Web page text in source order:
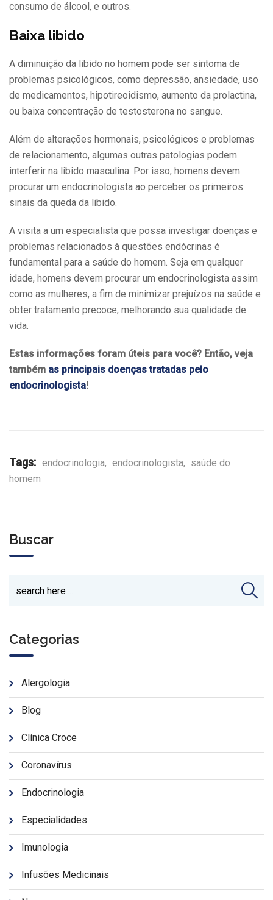
consumo de álcool, e outros.
Baixa libido
A diminuição da libido no homem pode ser sintoma de
problemas psicológicos, como depressão, ansiedade, uso
de medicamentos, hipotireoidismo, aumento da prolactina,
ou baixa concentração de testosterona no sangue.
Além de alterações hormonais, psicológicos e problemas
de relacionamento, algumas outras patologias podem
interferir na libido masculina. Por isso, homens devem
procurar um endocrinologista ao perceber os primeiros
sinais da queda da libido.
A visita a um especialista que possa investigar doenças e
problemas relacionados à questões endócrinas é
fundamental para a saúde do homem. Seja em qualquer
idade, homens devem procurar um endocrinologista assim
como as mulheres, a fim de minimizar prejuízos na saúde e
obter tratamento precoce, melhorando sua qualidade de
vida.
Estas informações foram úteis para você? Então, veja
também as principais doenças tratadas pelo
endocrinologista!
Tags: endocrinologia, endocrinologista, saúde do
homem
Buscar
Categorias
Alergologia
Blog
Clínica Croce
Coronavírus
Endocrinologia
Especialidades
Imunologia
Infusões Medicinais